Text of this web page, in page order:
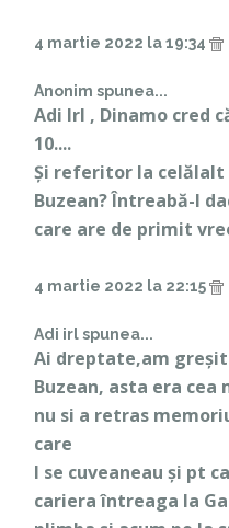
4 martie 2022 la 19:34
Anonim spunea...
Adi Irl , Dinamo cred
10....
Și referitor la celălalt
Buzean? Întreabă-l
care are de primit
4 martie 2022 la 22:15
Adi irl spunea...
Ai dreptate,am greșit
Buzean, asta era cea
nu si a retras
care
I se cuveaneau și pt
cariera întreaga la